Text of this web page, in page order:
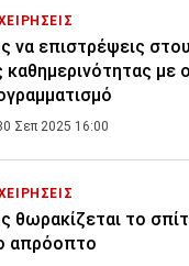
να επιστρέψεις
καθημερινότητας με
Σεπ 2025 16:00
θωρακίζεται το
απρόοπτο